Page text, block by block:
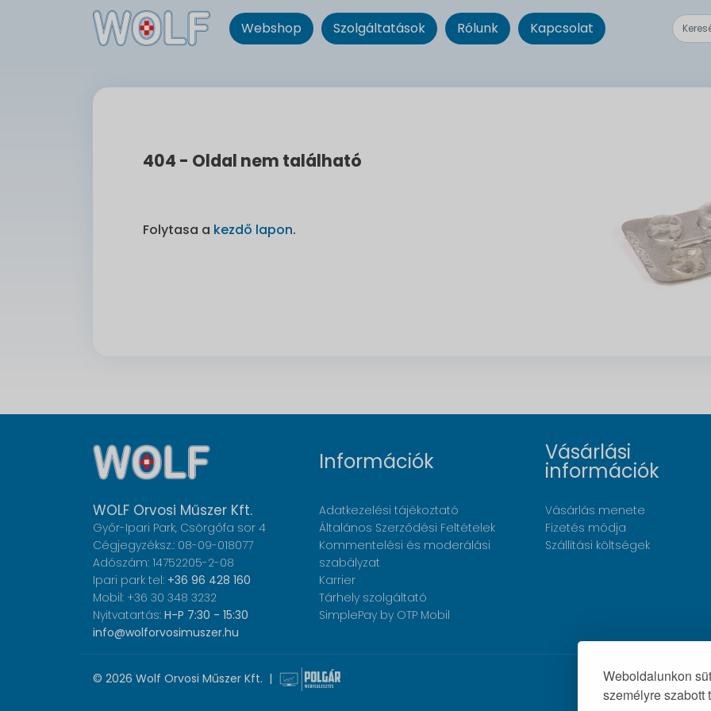
Weboldalunkon
személyre szabott
Webshop Szolgáltatások Rólunk Kapcsolat
404 - Oldal nem található
Folytasa a kezdő lapon.
WOLF Orvosi Műszer Kft.
Győr-Ipari Park, Csörgőfa sor 4
Cégjegyzéksz.: 08-09-018077
Adószám: 14752205-2-08
Ipari park tel: +36 96 428 160
Mobil: +36 30 348 3232
Nyitvatartás: H-P 7:30 - 15:30
info@wolforvosimuszer.hu
Információk
Adatkezelési tájékoztató
Általános Szerződési Feltételek
Kommentelési és moderálási
szabályzat
Karrier
Tárhely szolgáltató
SimplePay by OTP Mobil
Vásárlási
információk
Vásárlás menete
Fizetés módja
Szállítási költségek
© 2026 Wolf Orvosi Műszer Kft. |